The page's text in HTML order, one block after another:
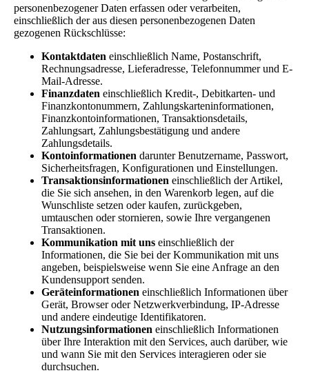
personenbezogener Daten erfassen oder verarbeiten,
einschließlich der aus diesen personenbezogenen Daten
gezogenen Rückschlüsse:
Kontaktdaten einschließlich Name, Postanschrift,
Rechnungsadresse, Lieferadresse, Telefonnummer und E-
Mail-Adresse.
Finanzdaten einschließlich Kredit-, Debitkarten- und
Finanzkontonummern, Zahlungskarteninformationen,
Finanzkontoinformationen, Transaktionsdetails,
Zahlungsart, Zahlungsbestätigung und andere
Zahlungsdetails.
Kontoinformationen darunter Benutzername, Passwort,
Sicherheitsfragen, Konfigurationen und Einstellungen.
Transaktionsinformationen einschließlich der Artikel,
die Sie sich ansehen, in den Warenkorb legen, auf die
Wunschliste setzen oder kaufen, zurückgeben,
umtauschen oder stornieren, sowie Ihre vergangenen
Transaktionen.
Kommunikation mit uns einschließlich der
Informationen, die Sie bei der Kommunikation mit uns
angeben, beispielsweise wenn Sie eine Anfrage an den
Kundensupport senden.
Geräteinformationen einschließlich Informationen über
Gerät, Browser oder Netzwerkverbindung, IP-Adresse
und andere eindeutige Identifikatoren.
Nutzungsinformationen einschließlich Informationen
über Ihre Interaktion mit den Services, auch darüber, wie
und wann Sie mit den Services interagieren oder sie
durchsuchen.